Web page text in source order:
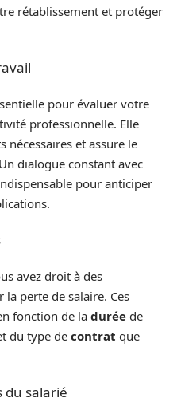
rétablissement et protéger
pour évaluer votre
professionnelle. Elle
nécessaires et assure le
dialogue constant avec
pour anticiper
avez droit à des
la perte de salaire. Ces
fonction de la durée de
du type de contrat que
du salarié